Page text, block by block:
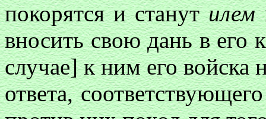
покорятся и станутилем
вносить свою дань в его
случае] к ним его войска
ответа,